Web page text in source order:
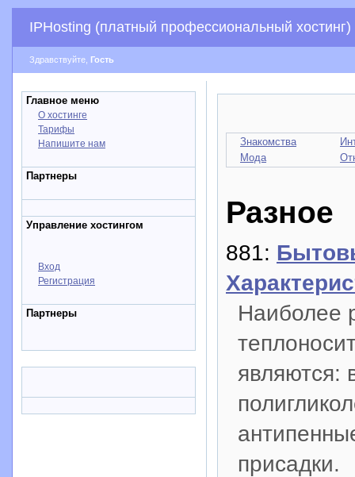
IPHosting (платный профессиональный хостинг)
Здравствуйте, Гость
Главное меню
О хостинге
Тарифы
Напишите нам
Партнеры
Управление хостингом
Вход
Регистрация
Партнеры
Знакомства
Мода
Разное
881:
Наиболее
являются:
присадки.